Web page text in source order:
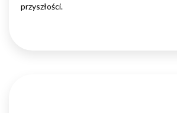
przyszłości.